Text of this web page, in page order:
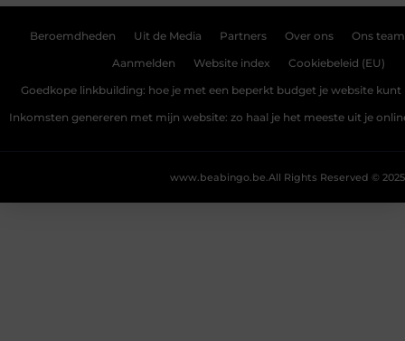
Beroemdheden Uit de Media Partners Over ons Ons team
Aanmelden Website index Cookiebeleid (EU)
Goedkope linkbuilding: hoe je met een beperkt budget je website kunt
Inkomsten genereren met mijn website: zo haal je het meeste uit je
All Rights Reserved © 2025
www.beabingo.be.